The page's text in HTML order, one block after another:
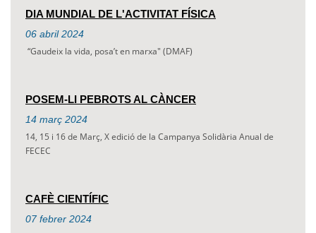
DIA MUNDIAL DE L'ACTIVITAT FÍSICA
06 abril 2024
“Gaudeix la vida, posa’t en marxa" (DMAF)
POSEM-LI PEBROTS AL CÀNCER
14 març 2024
14, 15 i 16 de Març, X edició de la Campanya Solidària Anual de
FECEC
CAFÈ CIENTÍFIC
07 febrer 2024